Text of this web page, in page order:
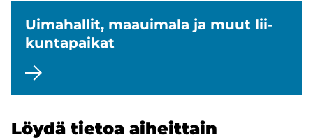
Ui­ma­hal­lit, maa­ui­ma­la ja muut lii­
kun­ta­pai­kat
Löydä tie­toa ai­heit­tain